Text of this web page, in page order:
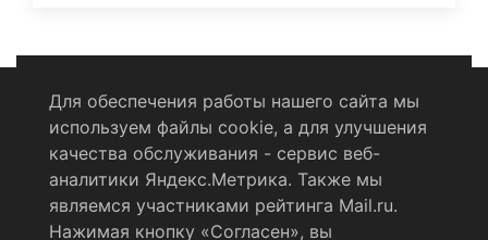
Политика конфиденциальности
Согласие на обработку персональных данных
Для обеспечения работы нашего сайта мы
используем файлы cookie, а для улучшения
качества обслуживания - сервис веб-
аналитики Яндекс.Метрика. Также мы
являемся участниками рейтинга Mail.ru.
Нажимая кнопку «Согласен», вы